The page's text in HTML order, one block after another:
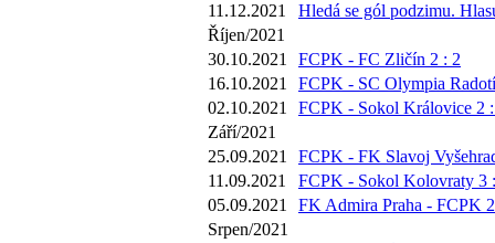
11.12.2021
Hledá se gól podzimu.
Říjen/2021
30.10.2021
FCPK - FC Zličín 2 : 2
16.10.2021
FCPK - SC Olympia
02.10.2021
FCPK - Sokol Královice 2
Září/2021
25.09.2021
FCPK - FK Slavoj
11.09.2021
FCPK - Sokol Kolovraty 3
05.09.2021
FK Admira Praha - FCPK
Srpen/2021